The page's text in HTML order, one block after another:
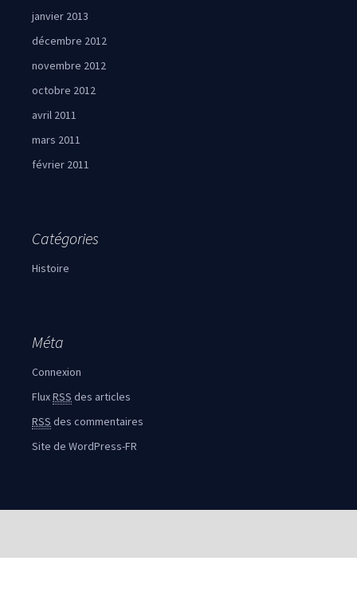
janvier 2013
décembre 2012
novembre 2012
octobre 2012
avril 2011
mars 2011
février 2011
Catégories
Histoire
Méta
Connexion
FluxRSS des articles
RSS des commentaires
Site de WordPress-FR